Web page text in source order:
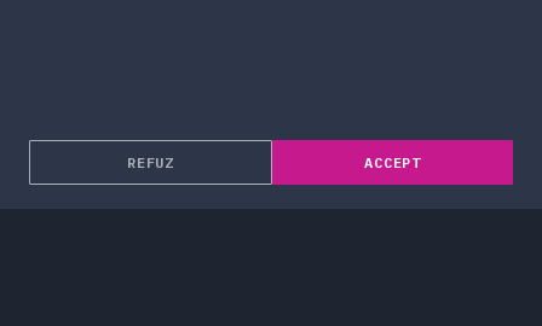
Despre noi
REFUZ ACCEPT